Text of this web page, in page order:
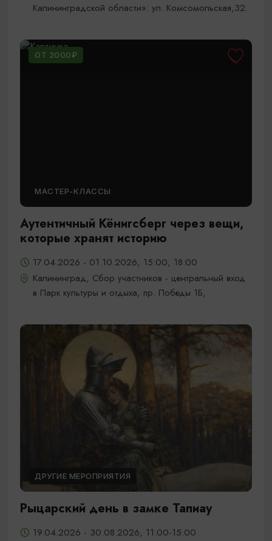
Калининградской области»: ул. Комсомольская,32.
ОТ 2000₽
МАСТЕР-КЛАССЫ
Аутентичный Кёнигсберг через вещи,
которые хранят историю
17.04.2026 - 01.10.2026, 15:00, 18:00
Калининград, Сбор участников - центральный вход
в Парк культуры и отдыха, пр. Победы 1Б,
ДРУГИЕ МЕРОПРИЯТИЯ
Рыцарский день в замке Тапиау
19.04.2026 - 30.08.2026, 11:00-15:00